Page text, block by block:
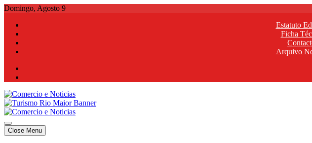
Skip
content
Domingo, Agosto 9
Estatuto
Ficha
Arquivo
Comercio e Noticias
Notícias e Publicidade Online
Comercio e Noticias
Notícias e Publicidade Online
Close Menu